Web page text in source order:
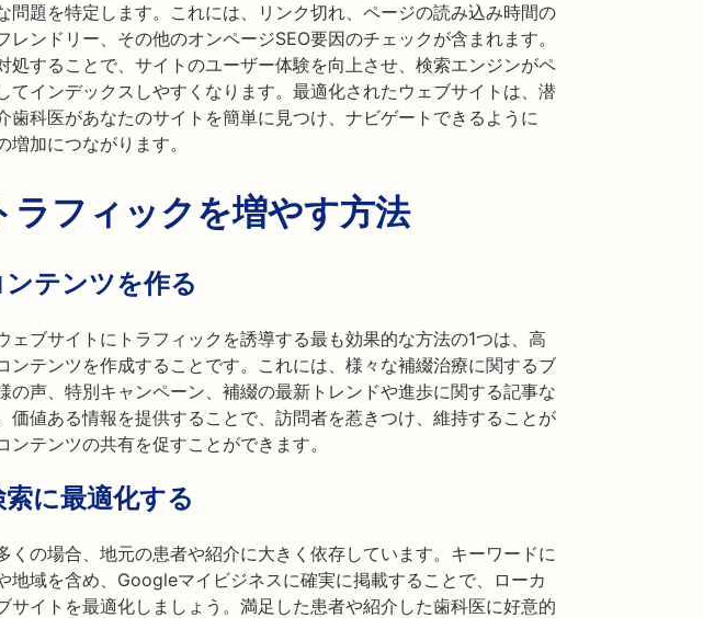
問題を特定します。これには、リンク切れ、ページの読み込み時間の
レンドリー、その他のオンページSEO要因のチェックが含まれます。
処することで、サイトのユーザー体験を向上させ、検索エンジンがペ
てインデックスしやすくなります。最適化されたウェブサイトは、潜
歯科医があなたのサイトを簡単に見つけ、ナビゲートできるように
増加につながります。
ラフィックを増やす方法
テンツを作る
ェブサイトにトラフィックを誘導する最も効果的な方法の1つは、高
ンテンツを作成することです。これには、様々な補綴治療に関するブ
の声、特別キャンペーン、補綴の最新トレンドや進歩に関する記事な
価値ある情報を提供することで、訪問者を惹きつけ、維持することが
ンテンツの共有を促すことができます。
に最適化する
くの場合、地元の患者や紹介に大きく依存しています。キーワードに
地域を含め、Googleマイビジネスに確実に掲載することで、ローカ
サイトを最適化しましょう。満足した患者や紹介した歯科医に好意的